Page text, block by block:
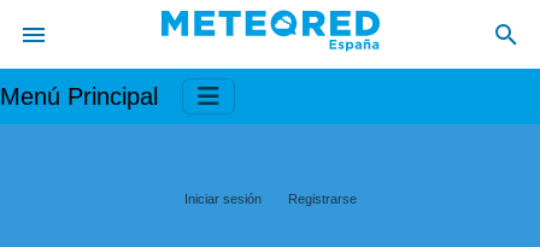
Menú Principal
Iniciar sesión Registrarse